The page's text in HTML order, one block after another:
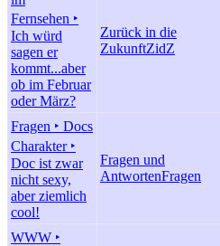
Fernsehen ‣
Ich würd
sagen er
kommt...aber
ob im Februar
oder März?
Zurück in die
ZukunftZidZ
Fragen ‣ Docs
Charakter ‣
Doc ist zwar
nicht sexy,
aber ziemlich
cool!
Fragen und
AntwortenFragen
WWW ‣